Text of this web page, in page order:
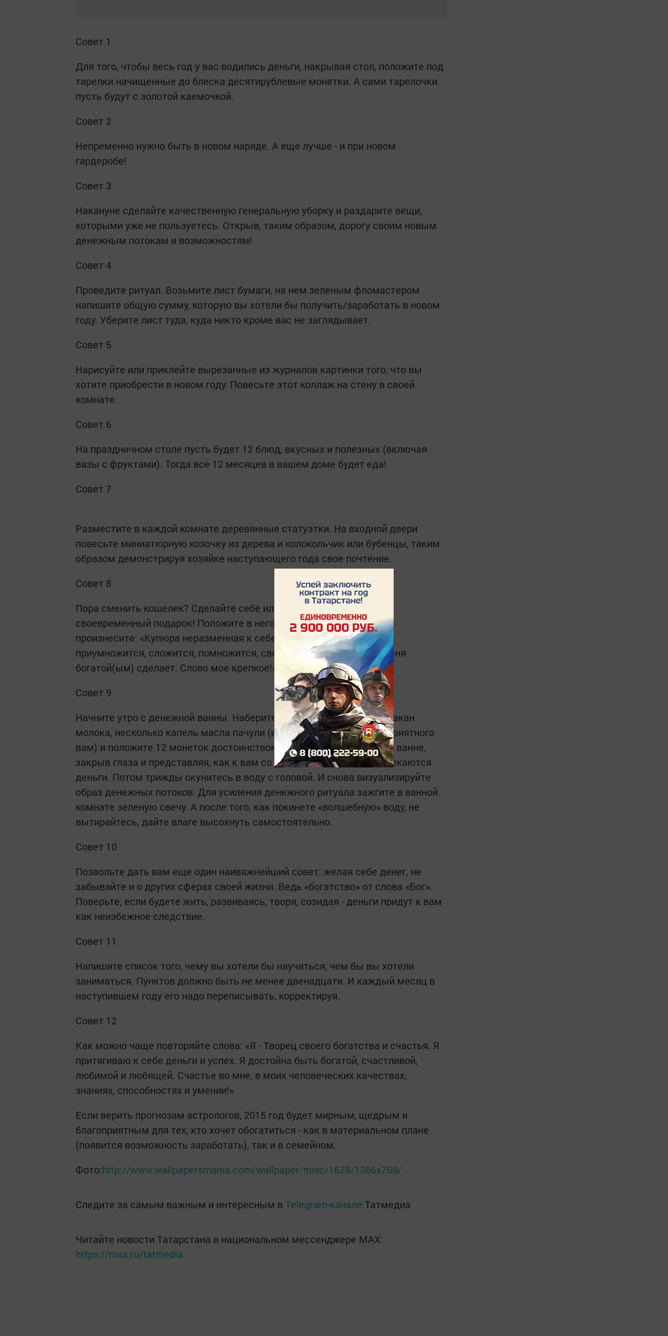
Совет 1
Для того, чтобы весь год у вас водились деньги, накрывая стол, положите под
тарелки начищенные до блеска десятирублевые монетки. А сами тарелочки
пусть будут с золотой каемочкой.
Совет 2
Непременно нужно быть в новом наряде. А еще лучше - и при новом
гардеробе!
Совет 3
Накануне сделайте качественную генеральную уборку и раздарите вещи,
которыми уже не пользуетесь. Открыв, таким образом, дорогу своим новым
денежным потокам и возможностям!
Совет 4
Проведите ритуал. Возьмите лист бумаги, на нем зеленым фломастером
напишите общую сумму, которую вы хотели бы получить/заработать в новом
году. Уберите лист туда, куда никто кроме вас не заглядывает.
Совет 5
Нарисуйте или приклейте вырезанные из журналов картинки того, что вы
хотите приобрести в новом году. Повесьте этот коллаж на стену в своей
комнате.
Совет 6
На праздничном столе пусть будет 12 блюд, вкусных и полезных (включая
вазы с фруктами). Тогда все 12 месяцев в вашем доме будет еда!
Совет 7
Разместите в каждой комнате деревянные статуэтки. На входной двери
повесьте миниатюрную козочку из дерева и колокольчик или бубенцы, таким
образом демонстрируя хозяйке наступающего года свое почтение.
Совет 8
Пора сменить кошелек? Сделайте себе или своим близким такой
своевременный подарок! Положите в него неразменную купюру и
произнесите: «Купюра неразменная к себе приманит деньги. За год
приумножится, сложится, помножится, своим путем проследует, меня
богатой(ым) сделает. Слово мое крепкое!»
Совет 9
Начните утро с денежной ванны. Наберите ванну, добавьте в нее стакан
молока, несколько капель масла пачули (или какого-либо другого, приятного
вам) и положите 12 монеток достоинством в 10 рублей. Полежите в ванне,
закрыв глаза и представляя, как к вам со всех сторон приходят, стекаются
деньги. Потом трижды окунитесь в воду с головой. И снова визуализируйте
образ денежных потоков. Для усиления денежного ритуала зажгите в ванной
комнате зеленую свечу. А после того, как покинете «волшебную» воду, не
вытирайтесь, дайте влаге высохнуть самостоятельно.
Совет 10
Позвольте дать вам еще один наиважнейший совет: желая себе денег, не
забывайте и о других сферах своей жизни. Ведь «богатство» от слова «Бог».
Поверьте, если будете жить, развиваясь, творя, созидая - деньги придут к вам
как неизбежное следствие.
Совет 11
Напишите список того, чему вы хотели бы научиться, чем бы вы хотели
заниматься. Пунктов должно быть не менее двенадцати. И каждый месяц в
наступившем году его надо переписывать, корректируя.
Совет 12
Как можно чаще повторяйте слова: «Я - Творец своего богатства и счастья. Я
притягиваю к себе деньги и успех. Я достойна быть богатой, счастливой,
любимой и любящей. Счастье во мне, в моих человеческих качествах,
знаниях, способностях и умении!»
Если верить прогнозам астрологов, 2015 год будет мирным, щедрым и
благоприятным для тех, кто хочет обогатиться - как в материальном плане
(появится возможность заработать), так и в семейном.
Фото:http://www.wallpapersmania.com/wallpaper/misc/1678/1366x768/
Следите за самым важным и интересным в Telegram-канале Татмедиа
Читайте новости Татарстана в национальном мессенджере MАХ:
https://max.ru/tatmedia